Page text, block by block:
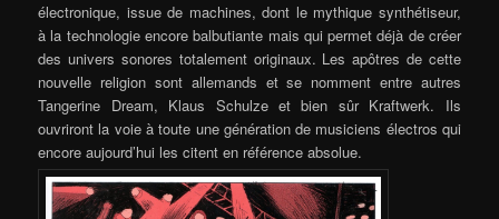
électronique, issue de machines, dont le mythique synthétiseur,
à la technologie encore balbutiante mais qui permet déjà de créer
des univers sonores totalement originaux. Les apôtres de cette
nouvelle religion sont allemands et se nomment entre autres
Tangerine Dream, Klaus Schulze et bien sûr Kraftwerk. Ils
ouvriront la voie à toute une génération de musiciens électros qui
encore aujourd’hui les citent en référence absolue.